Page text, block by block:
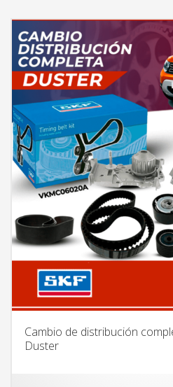
Cambio de distribución
Duster